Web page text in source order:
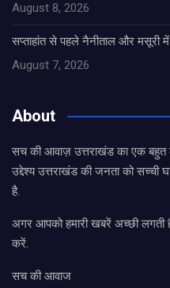
August 8, 2026
सप्ताहांत से पहले नैनीताल और मसूरी में
August 7, 2026
About
सच की आवाज़ उत्तराखंड का एक बहुत
उद्देश्य उत्तराखंड की जनता को
है.
अगर आपको हमारी खबरें अच्छी लगती
करें.
सच की आवाज